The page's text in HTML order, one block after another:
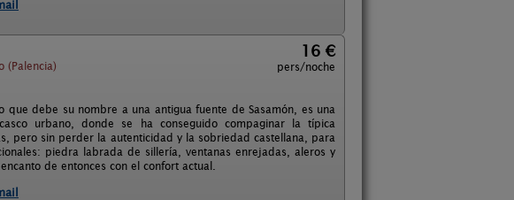
(Palencia)
16 €
pers/noche
debe su nombre a una antigua fuente de Sasamón, es una
urbano, donde se ha conseguido compaginar la típica
pero sin perder la autenticidad y la sobriedad castellana, para
piedra labrada de sillería, ventanas enrejadas, aleros y
de entonces con el confort actual.